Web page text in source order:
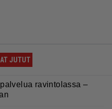
JUTUT
ravintolassa –